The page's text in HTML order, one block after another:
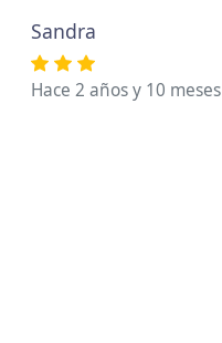
Sandra
Hace 2 años y 10 meses